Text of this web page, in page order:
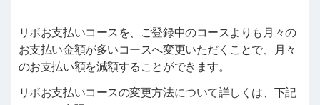
リボお支払いコースを、ご登録中のコースよりも月々の
お支払い金額が多いコースへ変更いただくことで、月々
のお支払い額を減額することができます。
リボお支払いコースの変更方法について詳しくは、下記